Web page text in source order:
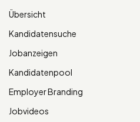
Übersicht
Kandidatensuche
Jobanzeigen
Kandidatenpool
Employer Branding
Jobvideos